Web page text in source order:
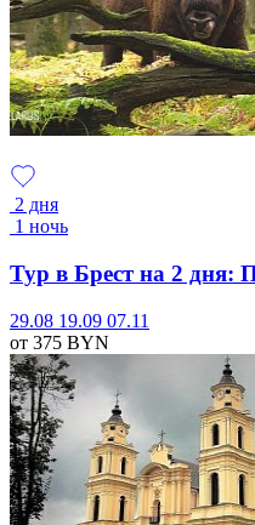
2 дня
1 ночь
Тур в Брест на 2 дня:
29.08 19.09 07.11
от 375 BYN